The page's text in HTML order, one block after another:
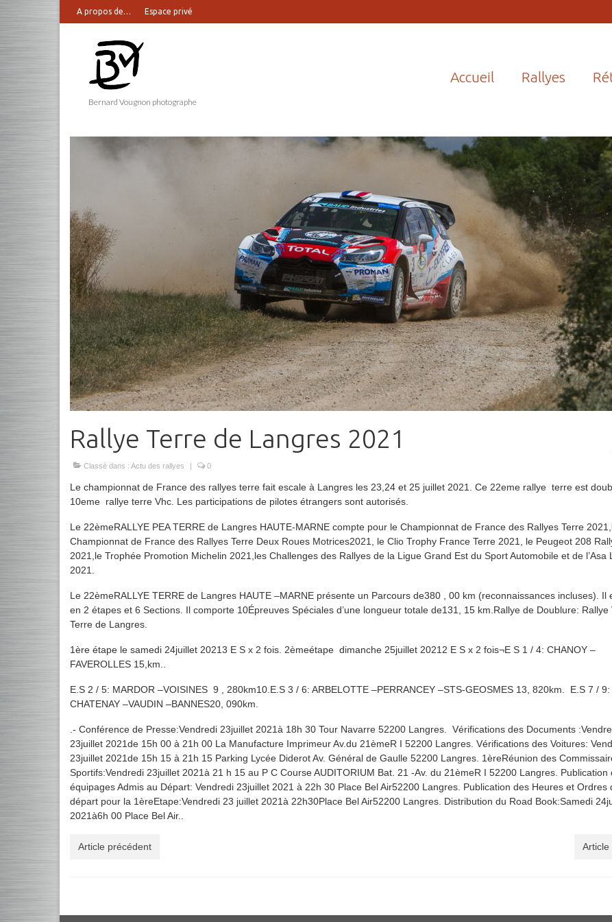
A propos de… Espace privé
Bernard Vougnon photographe
Accueil Rallyes
Rallye Terre de Langres 2021
Classé dans : Actu des rallyes | 0
Le championnat de France des rallyes terre fait escale à Langres les 23,24 et 25 juillet 2021. Ce 22eme rallye terre est
10eme rallye terre Vhc. Les participations de pilotes étrangers sont autorisés.
Le 22èmeRALLYE PEA TERRE de Langres HAUTE-MARNE compte pour le Championnat de France des Rallyes Terre
Championnat de France des Rallyes Terre Deux Roues Motrices2021, le Clio Trophy France Terre 2021, le Peugeot 208
2021,le Trophée Promotion Michelin 2021,les Challenges des Rallyes de la Ligue Grand Est du Sport Automobile et de l’Asa
2021.
Le 22èmeRALLYE TERRE de Langres HAUTE –MARNE présente un Parcours de380 , 00 km (reconnaissances incluses). Il
en 2 étapes et 6 Sections. Il comporte 10Épreuves Spéciales d’une longueur totale de131, 15 km.Rallye de Doublure: Rallye
Terre de Langres.
1ère étape le samedi 24juillet 20213 E S x 2 fois. 2èmeétape dimanche 25juillet 20212 E S x 2 fois¬E S 1 / 4: CHANOY –
FAVEROLLES 15,km..
E.S 2 / 5: MARDOR –VOISINES 9 , 280km10.E.S 3 / 6: ARBELOTTE –PERRANCEY –STS-GEOSMES 13, 820km. E.S 7 / 9:
CHATENAY –VAUDIN –BANNES20, 090km.
.- Conférence de Presse:Vendredi 23juillet 2021à 18h 30 Tour Navarre 52200 Langres. Vérifications des Documents
23juillet 2021de 15h 00 à 21h 00 La Manufacture Imprimeur Av.du 21èmeR I 52200 Langres. Vérifications des Voitures:
23juillet 2021de 15h 15 à 21h 15 Parking Lycée Diderot Av. Général de Gaulle 52200 Langres. 1èreRéunion des
Sportifs:Vendredi 23juillet 2021à 21 h 15 au P C Course AUDITORIUM Bat. 21 -Av. du 21èmeR I 52200 Langres. Publication
équipages Admis au Départ: Vendredi 23juillet 2021 à 22h 30 Place Bel Air52200 Langres. Publication des Heures et Ordres
départ pour la 1èreEtape:Vendredi 23 juillet 2021à 22h30Place Bel Air52200 Langres. Distribution du Road Book:Samedi
2021à6h 00 Place Bel Air..
Article précédent Article